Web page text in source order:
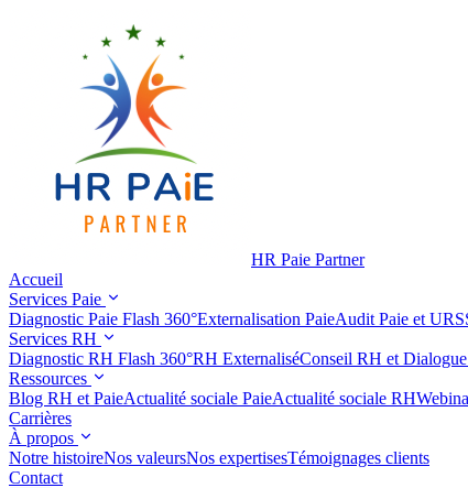
HR Paie Partner
Accueil
Services Paie
Diagnostic Paie Flash 360°Externalisation PaieAudit Paie et
Services RH
Diagnostic RH Flash 360°RH ExternaliséConseil RH et
Ressources
Blog RH et PaieActualité sociale PaieActualité sociale RH
Carrières
À propos
Notre histoireNos valeursNos expertisesTémoignages clients
Contact